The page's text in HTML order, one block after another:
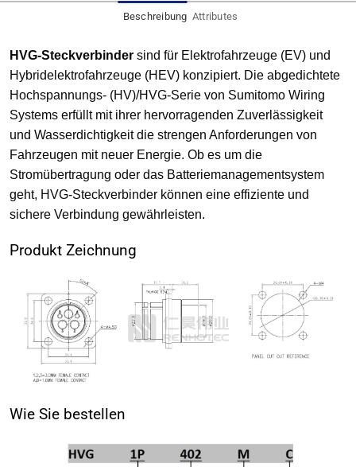
Beschreibung Attributes
HVG-Steckverbinder sind für Elektrofahrzeuge (EV) und
Hybridelektrofahrzeuge (HEV) konzipiert. Die abgedichtete
Hochspannungs- (HV)/HVG-Serie von Sumitomo Wiring
Systems erfüllt mit ihrer hervorragenden Zuverlässigkeit
und Wasserdichtigkeit die strengen Anforderungen von
Fahrzeugen mit neuer Energie. Ob es um die
Stromübertragung oder das Batteriemanagementsystem
geht, HVG-Steckverbinder können eine effiziente und
sichere Verbindung gewährleisten.
Produkt Zeichnung
Wie Sie bestellen